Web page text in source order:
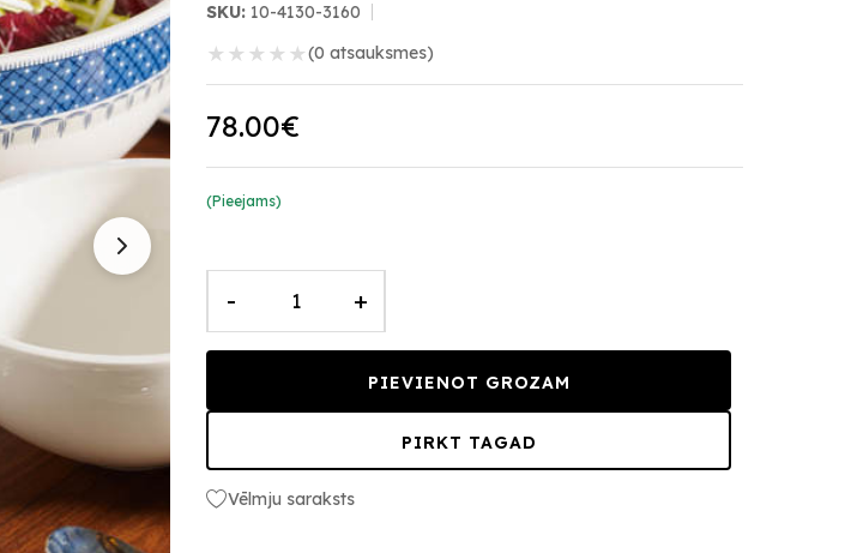
SKU: 10-4130-3160
★ ★ ★ ★ ★(0 atsauksmes)
78.00€
(Pieejams)
- +
PIEVIENOT GROZAM
PIRKT TAGAD
Vēlmju saraksts